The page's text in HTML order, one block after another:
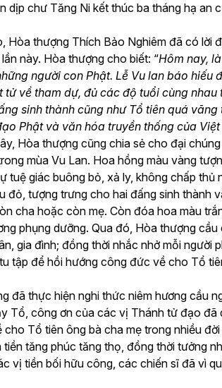
chư Tăng Ni kết thúc ba tháng hạ an
Hòa thượng Thích Bảo Nghiêm đã có lời
này. Hòa thượng cho biết: “Hôm nay,
người con Phật. Lễ Vu lan báo hiếu
về tham dự, đủ các độ tuổi cùng
sinh thành cũng như Tổ tiên quá vãng
Phật và văn hóa truyền thống của
Hòa thượng cũng chia sẻ cho đại
mùa Vu Lan. Hoa hồng màu vàng
tuệ giác buông bỏ, xả ly, không chấp thủ
tượng trưng cho hai đấng sinh thành
cha hoặc còn mẹ. Còn đóa hoa màu
phụng dưỡng. Qua đó, Hòa thượng
gia đình; đồng thời nhắc nhở mỗi người
tập để hồi hướng công đức về cho Tổ
đã thực hiện nghi thức niêm hương cầu
Tổ, công ơn của các vị Thánh tử đạo đã
Tổ tiên ông bà cha mẹ trong nhiều
tăng phúc tăng thọ, đồng thời tưởng
vị tiền bối hữu công, các chiến sĩ đã vì